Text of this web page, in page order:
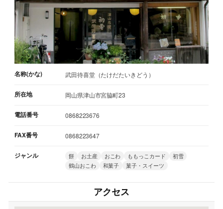
名称(かな) 武田待喜堂（たけだたいきどう）
所在地 岡山県津山市宮脇町23
電話番号 0868223676
FAX番号 0868223647
ジャンル 餅 お土産 おこわ ももっこカード
初雪
鶴山おこわ
和菓子 菓子・スイーツ
アクセス